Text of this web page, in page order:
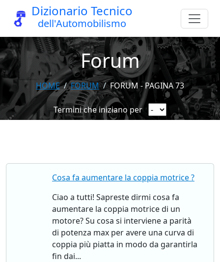
Dizionario Tecnico
dell'Automobilismo
Forum
HOME FORUM FORUM - PAGINA 73
Termini che iniziano per
Cosa fa aumentare la coppia motrice ?
Ciao a tutti! Sapreste dirmi cosa fa
aumentare la coppia motrice di un
motore? Su cosa si interviene a parità
di potenza max per avere una curva di
coppia più piatta in modo da garantirla
fin dai...